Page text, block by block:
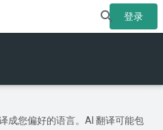
登录
成您偏好的语言。AI 翻译可能包